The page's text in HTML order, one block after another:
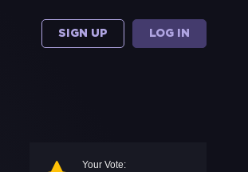
SIGN UP LOG IN
Your Vote: